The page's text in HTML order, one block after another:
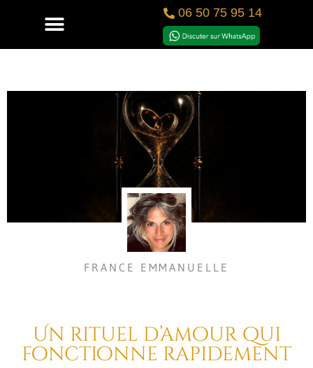
06 50 75 95 14
FRANCE EMMANUELLE
Un rituel d’amour qui
fonctionne rapidement